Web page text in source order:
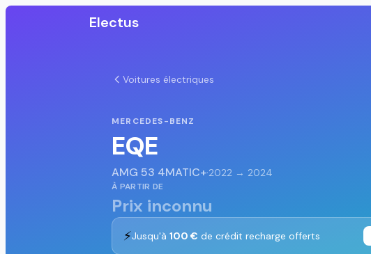
Electus
Voitures électriques
MERCEDES-BENZ
EQE
AMG 53 4MATIC+·2022 → 2024
À PARTIR DE
Prix inconnu
⚡Jusqu'à 100 € de crédit recharge offerts